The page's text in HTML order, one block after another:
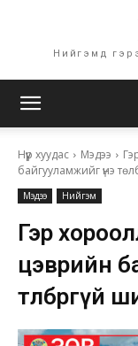
Нийгэмд
Нүүр хуудас Мэдээ
байгууламжийг үнэ
Мэдээ Нийгэм
Гэр
цэврийн
төлбөргүй